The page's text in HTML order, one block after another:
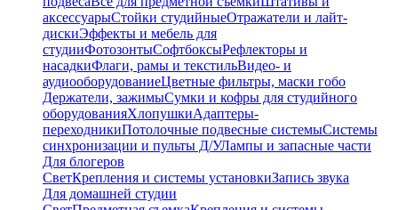
аксессуарыСтойки студийныеОтражатели и лайт-
дискиЭффекты и мебель для
студииФотозонтыСофтбоксыРефлекторы и
насадкиФлаги, рамы и текстильВидео- и
аудиооборудованиеЦветные фильтры, маски гобо
Держатели, зажимыСумки и кофры для студийного
оборудованияХлопушкиАдаптеры-
переходникиПотолочные подвесные системыСистемы
синхронизации и пульты Д/УЛампы и запасные части
Для блогеров
СветКрепления и системы установкиЗапись звука
Для домашней студии